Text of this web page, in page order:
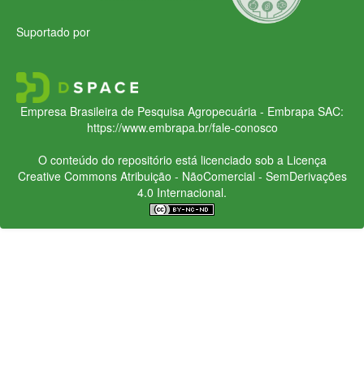
Suportado por
Empresa Brasileira de Pesquisa Agropecuária - Embrapa SAC:
https://www.embrapa.br/fale-conosco
O conteúdo do repositório está licenciado sob a Licença
Creative CommonsAtribuição - NãoComercial - SemDerivações
4.0 Internacional.